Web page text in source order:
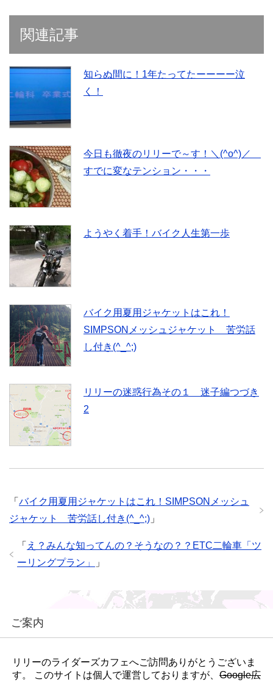
t
r
で
共
(
新
し
ィ
ン
ウ
で
開
ま
す
)
有
新
し
い
ィ
ン
ド
開
き
)
l
+
で
共
(
新
し
ィ
ン
ウ
で
開
ま
す
)
関連記事
知らぬ間に！1年たってたーーーー泣
く！
今日も徹夜のリリーで～す！＼(^o^)／
すでに変なテンション・・・
ようやく着手！バイク人生第一歩
バイク用夏用ジャケットはこれ！
SIMPSONメッシュジャケット 苦労話
し付き(^_^;)
リリーの迷惑行為その１ 迷子編つづき
2
「 バイク用夏用ジャケットはこれ！SIMPSONメッシュ
ジャケット 苦労話し付き(^_^;) 」
「 え？みんな知ってんの？そうなの？？ETC二輪車「ツ
ーリングプラン」
」
ご案内
リリーのライダーズカフェへご訪問ありがとうございま
す。 このサイトは個人で運営しておりますが、 Google広